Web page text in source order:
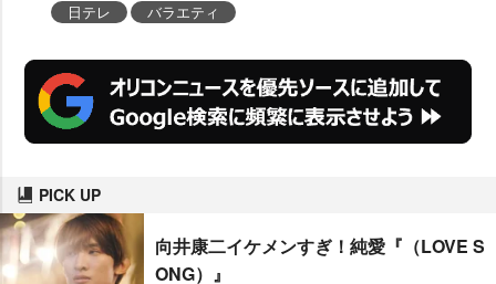
日テレ
バラエティ
PICK UP
向井康二イケメンすぎ！純愛『（LOVE S
ONG）』